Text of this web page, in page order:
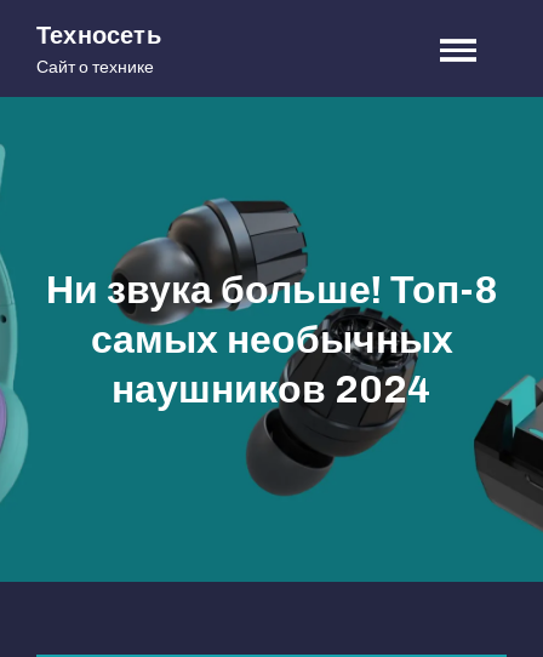
Техносеть
Сайт о технике
Ни звука больше! Топ-8
самых необычных
наушников 2024